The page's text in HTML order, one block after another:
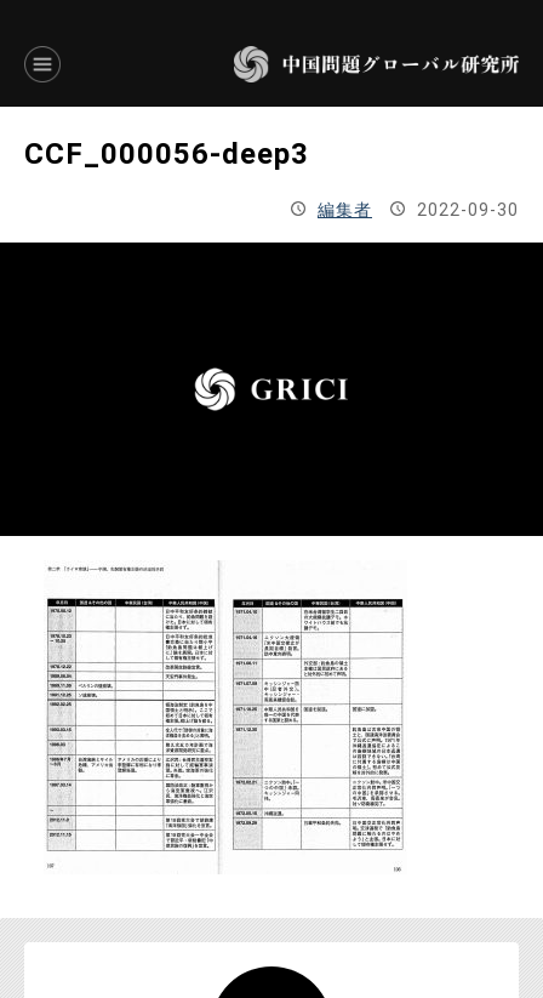
JAPANESE
CCF_000056-deep3
編集者 2022-09-30